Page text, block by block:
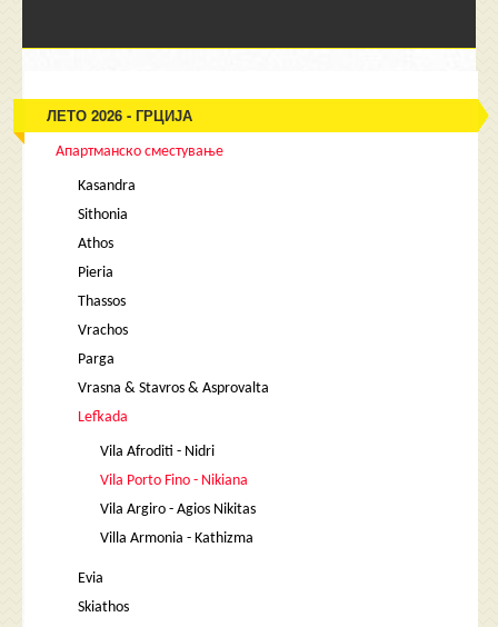
ЛЕТО 2026 - ГРЦИЈА
Апартманско сместување
Kasandra
Sithonia
Athos
Pieria
Thassos
Vrachos
Parga
Vrasna & Stavros & Asprovalta
Lefkada
Vila Afroditi - Nidri
Vila Porto Fino - Nikiana
Vila Argiro - Agios Nikitas
Villa Armonia - Kathizma
Evia
Skiathos